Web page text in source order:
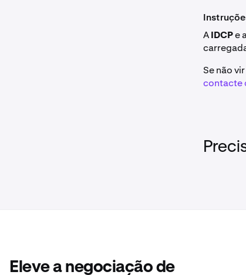
AIDCPe
Se não
contacte
Eleve a negociação de